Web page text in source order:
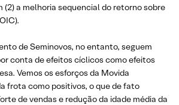
(2) a melhoria sequencial do retorno sobre
de Seminovos, no entanto, seguem
conta de efeitos cíclicos como efeitos
Vemos os esforços da Movida
frota como positivos, o que de fato
de vendas e redução da idade média da